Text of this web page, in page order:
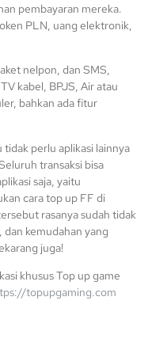
pembayaran mereka.
PLN, uang elektronik,
nelpon, dan SMS,
kabel, BPJS, Air atau
bahkan ada fitur
perlu aplikasi lainnya
transaksi bisa
saja, yaitu
cara top up FF di
rasanya sudah tidak
dan kemudahan yang
juga!
khusus Top up game
topupgaming.com